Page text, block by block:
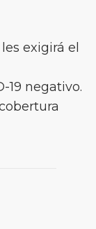
exigirá el
19 negativo.